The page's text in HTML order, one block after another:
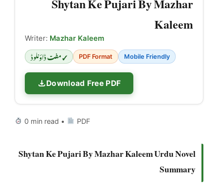
Kaleem
Writer: Mazhar Kaleem
✓ مفت ڈاؤنلوڈ PDF Format Mobile Friendly
Download Free PDF
0 min read • PDF
Shytan Ke Pujari By Mazhar Kaleem Urdu Novel
Summary